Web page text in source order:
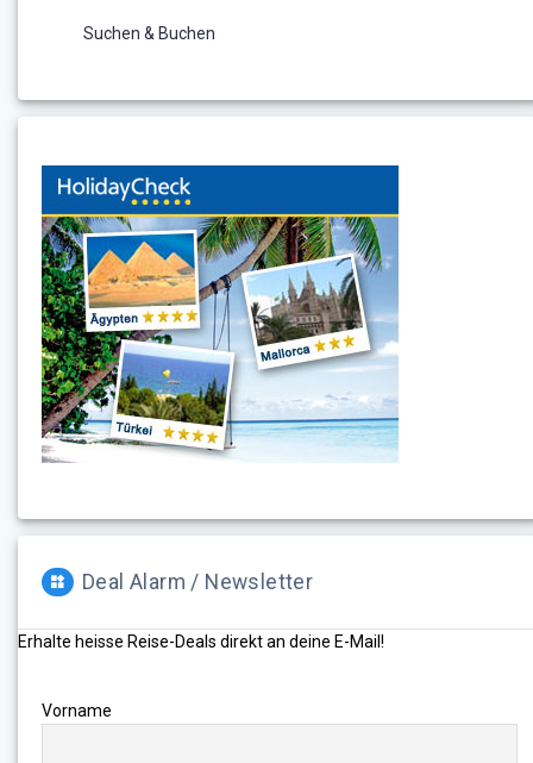
Suchen & Buchen
Deal Alarm / Newsletter
Erhalte heisse Reise-Deals direkt an deine E-Mail!
Vorname